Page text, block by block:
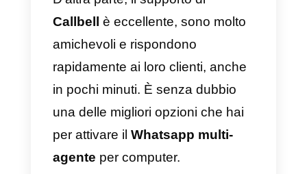
perché il prezzo è molto
favorevole, ma anche perché la
piattaforma è molto facile da
usare, intuitiva ed efficiente e ci
consente inoltre di utilizzare più